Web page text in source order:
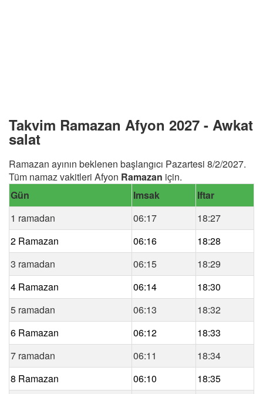
Takvim Ramazan Afyon 2027 - Awkat
salat
Ramazan ayının beklenen başlangıcı Pazartesi 8/2/2027.
Tüm namaz vakitleri Afyon Ramazan için.
Gün
Imsak
Iftar
1 ramadan
06:17
18:27
2 Ramazan
06:16
18:28
3 ramadan
06:15
18:29
4 Ramazan
06:14
18:30
5 ramadan
06:13
18:32
6 Ramazan
06:12
18:33
7 ramadan
06:11
18:34
8 Ramazan
06:10
18:35